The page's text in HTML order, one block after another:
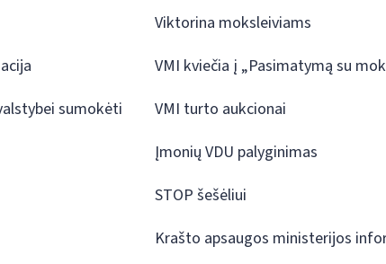
sumokėti
Viktorina moksleiviams
VMI kviečia į „Pasimatymą su
VMI turto aukcionai
Įmonių VDU palyginimas
STOP šešėliui
Krašto apsaugos ministerijos